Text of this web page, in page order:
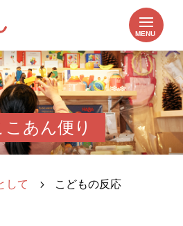
こあん便り
して 5 こどもの反応